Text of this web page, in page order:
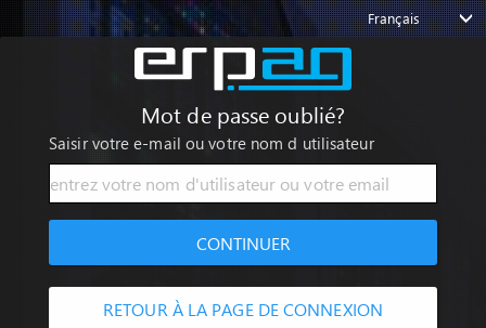
Français
Mot de passe oublié?
Saisir votre e-mail ou votre nom d utilisateur
CONTINUER
RETOUR À LA PAGE DE CONNEXION